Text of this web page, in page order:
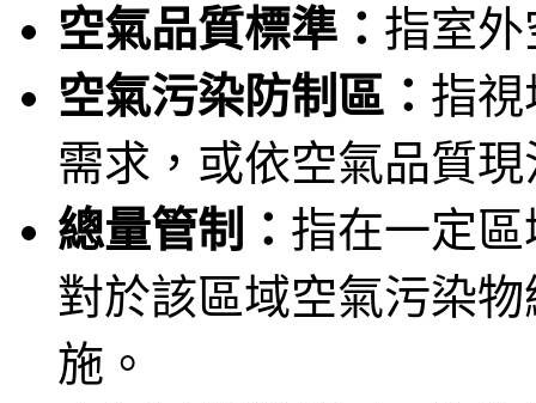
空氣品質標準： 指室
空氣污染防制區： 指
需求，或依空氣品質
總量管制： 指在一定
對於該區域空氣污染
施。